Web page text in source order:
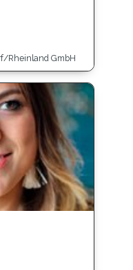
Rheinland GmbH